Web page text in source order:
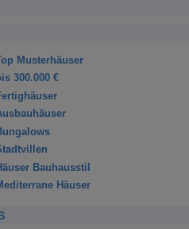
Musterhäuser
300.000 €
Bauhausstil
Häuser